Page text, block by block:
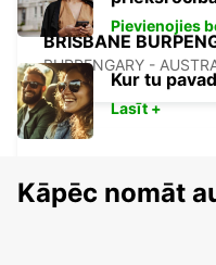
BRISBANE
BURPENGARY -
BRISBANE KIPPA
KIPPA RING -
Pievienojies
Kur tu
Lasīt +
Kāpēc nomāt